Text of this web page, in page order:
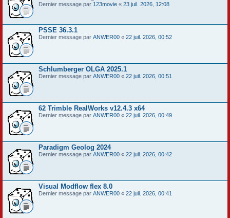
Dernier message par 123movie « 23 juil. 2026, 12:08
PSSE 36.3.1
Dernier message par ANWER00 « 22 juil. 2026, 00:52
Schlumberger OLGA 2025.1
Dernier message par ANWER00 « 22 juil. 2026, 00:51
62 Trimble RealWorks v12.4.3 x64
Dernier message par ANWER00 « 22 juil. 2026, 00:49
Paradigm Geolog 2024
Dernier message par ANWER00 « 22 juil. 2026, 00:42
Visual Modflow flex 8.0
Dernier message par ANWER00 « 22 juil. 2026, 00:41